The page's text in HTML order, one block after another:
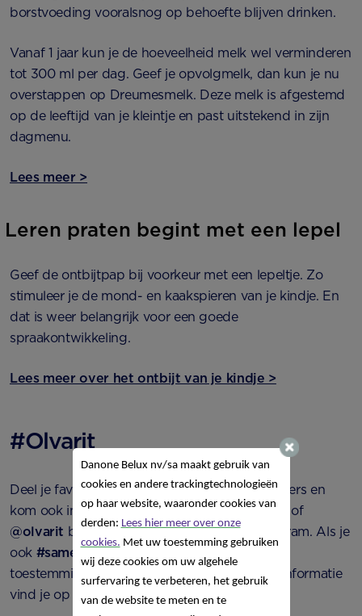
borstvoeding vooralsnog op behoefte blijven drinken.
Vanaf 1 jaar kun je de hoeveelheid melk wel verminderen
tot 300 ml per dag. Geef je opvolgmelk, dan kun je nu
overstappen op Dreumesmelk. Deze melk is afgestemd
op de leeftijd van je kleintje en past uitstekend in zijn
dagmenu.
Lees meer >
Leren praten begint met een lepel
Geef de ontbijtpap bij voorkeur met een lepeltje. Zo
stimuleer je de mond- en kaakspieren van je kindje. En
dat is weer belangrijk voor een goede
spraakontwikkeling.
Lees meer over het ontbijt van je kindje >
#Olvarit
Deel je favoriete foto's met ons en andere ouders en
kom ook in dit lijstje terecht. Gebruik#Olvarit
of
@olvarit bij jouw foto op Facebook of Instagram. Als je
ook #samenmetnutricia
toevoegt, geef je ons
toestemming om de foto te gebruiken.
Meer informatie
vind je op
deze pagina . Tot snel!
Danone Belux nv/sa maakt gebruik van
cookies en andere trackingtechnologieën
op haar website, waaronder cookies van
derden: Lees hier meer over onze
cookies. Met uw toestemming gebruiken
wij deze cookies om uw algehele
surfervaring te verbeteren, het gebruik
van de website te meten en te